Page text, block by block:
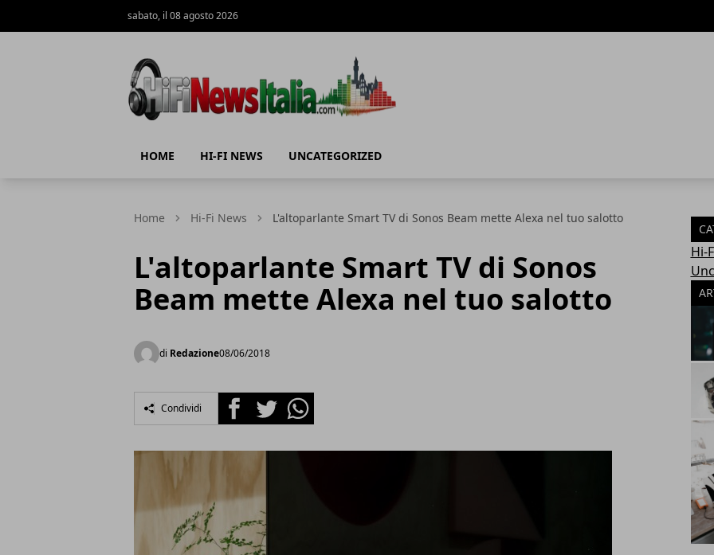
sabato, il 08 agosto 2026
HOME HI-FI NEWS UNCATEGORIZED
Home Hi-Fi News L'altoparlante Smart TV di Sonos Beam mette Alexa nel tuo salotto
L'altoparlante Smart TV di Sonos
Beam mette Alexa nel tuo salotto
di Redazione08/06/2018
Condividi FacebookTwitterWhatsapp
Hi-